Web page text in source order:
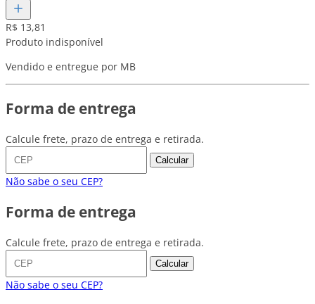
R$ 13,81
Produto indisponível
Vendido e entregue por MB
Forma de entrega
Calcule frete, prazo de entrega e retirada.
Calcular
Não sabe o seu CEP?
Forma de entrega
Calcule frete, prazo de entrega e retirada.
Calcular
Não sabe o seu CEP?